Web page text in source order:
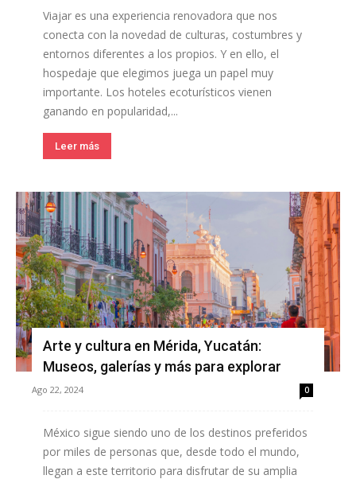
Viajar es una experiencia renovadora que nos
conecta con la novedad de culturas, costumbres y
entornos diferentes a los propios. Y en ello, el
hospedaje que elegimos juega un papel muy
importante. Los hoteles ecoturísticos vienen
ganando en popularidad,...
Leer más
Arte y cultura en Mérida, Yucatán:
Museos, galerías y más para explorar
Ago 22, 2024 0
México sigue siendo uno de los destinos preferidos
por miles de personas que, desde todo el mundo,
llegan a este territorio para disfrutar de su amplia